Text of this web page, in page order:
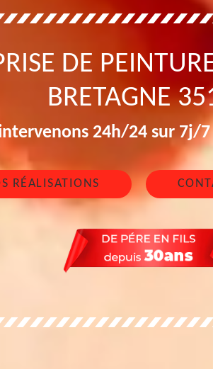
DE
BRETAGNE
24h/24 sur 7j/7
RÉALISATIONS